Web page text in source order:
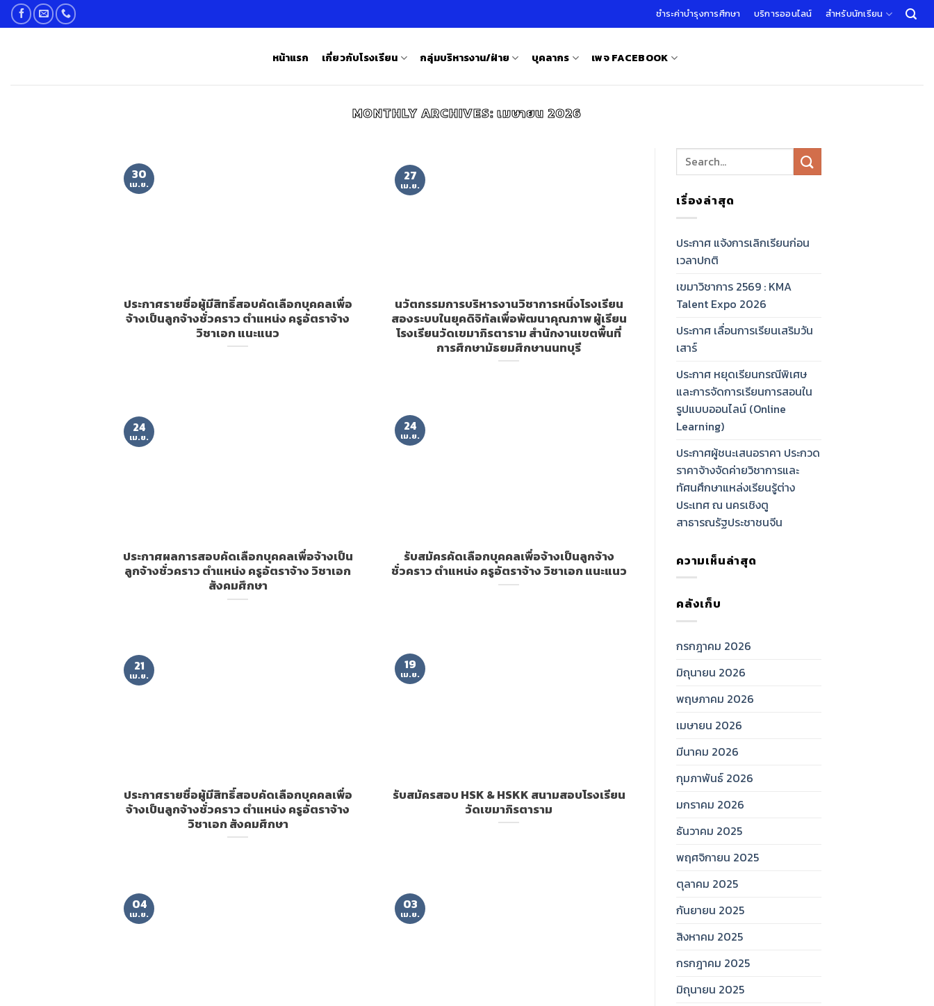
Skip
to
ชำระค่าบำรุงการศึกษา บริการออนไลน์ สำหรับนักเรียน
หน้าแรก เกี่ยวกับโรงเรียน กลุ่มบริหารงาน/ฝ่าย บุคลากร เพจ FACEBOOK
MONTHLY ARCHIVES:เมษายน 2026
ประกาศรายชื่อผู้มีสิทธิ์สอบคัดเลือกบุคคลเพื่อ
จ้างเป็นลูกจ้างชั่วคราว ตำแหน่ง ครูอัตราจ้าง
วิชาเอก แนะแนว
30
เม.ย.
นวัตกรรมการบริหารงานวิชาการหนึ่งโรงเรียน
สองระบบในยุคดิจิทัลเพื่อพัฒนาคุณภาพ ผู้เรียน
โรงเรียนวัดเขมาภิรตาราม สำนักงานเขตพื้นที่
การศึกษามัธยมศึกษานนทบุรี
27
เม.ย.
ประกาศผลการสอบคัดเลือกบุคคลเพื่อจ้างเป็น
ลูกจ้างชั่วคราว ตำแหน่ง ครูอัตราจ้าง วิชาเอก
สังคมศึกษา
24
เม.ย.
รับสมัครคัดเลือกบุคคลเพื่อจ้างเป็นลูกจ้าง
ชั่วคราว ตำแหน่ง ครูอัตราจ้าง วิชาเอก แนะแนว
24
เม.ย.
ประกาศรายชื่อผู้มีสิทธิ์สอบคัดเลือกบุคคลเพื่อ
จ้างเป็นลูกจ้างชั่วคราว ตำแหน่ง ครูอัตราจ้าง
วิชาเอก สังคมศึกษา
21
เม.ย.
รับสมัครสอบ HSK & HSKK สนามสอบโรงเรียน
วัดเขมาภิรตาราม
19
เม.ย.
04
เม.ย.
03
เม.ย.
เรื่องล่าสุด
ประกาศ แจ้งการเลิกเรียนก่อน
เวลาปกติ
เขมาวิชาการ 2569 : KMA
Talent Expo 2026
ประกาศ เลื่อนการเรียนเสริมวัน
เสาร์
ประกาศ หยุดเรียนกรณีพิเศษ
และการจัดการเรียนการสอนใน
รูปแบบออนไลน์ (Online
Learning)
ประกาศผู้ชนะเสนอราคา ประกวด
ราคาจ้างจัดค่ายวิชาการและ
ทัศนศึกษาแหล่งเรียนรู้ต่าง
ประเทศ ณ นครเชิงตู
สาธารณรัฐประชาชนจีน
ความเห็นล่าสุด
คลังเก็บ
กรกฎาคม 2026
มิถุนายน 2026
พฤษภาคม 2026
เมษายน 2026
มีนาคม 2026
กุมภาพันธ์ 2026
มกราคม 2026
ธันวาคม 2025
พฤศจิกายน 2025
ตุลาคม 2025
กันยายน 2025
สิงหาคม 2025
กรกฎาคม 2025
มิถุนายน 2025